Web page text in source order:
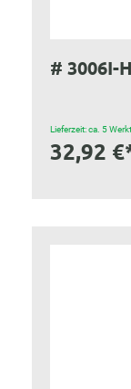
# 3006I-
Lieferzeit: ca. 5
32,92